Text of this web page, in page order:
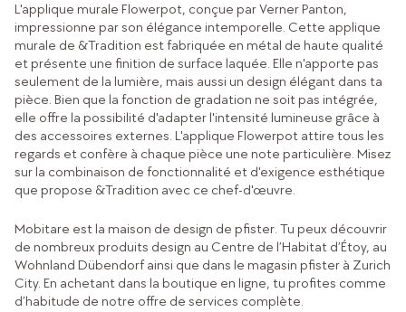
L'applique murale Flowerpot, conçue par Verner Panton,
impressionne par son élégance intemporelle. Cette applique
murale de &Tradition est fabriquée en métal de haute qualité
et présente une finition de surface laquée. Elle n'apporte pas
seulement de la lumière, mais aussi un design élégant dans ta
pièce. Bien que la fonction de gradation ne soit pas intégrée,
elle offre la possibilité d'adapter l'intensité lumineuse grâce à
des accessoires externes. L'applique Flowerpot attire tous les
regards et confère à chaque pièce une note particulière. Misez
sur la combinaison de fonctionnalité et d'exigence esthétique
que propose &Tradition avec ce chef-d'œuvre.
Mobitare est la maison de design de pfister. Tu peux découvrir
de nombreux produits design au Centre de l’Habitat d’Étoy, au
Wohnland Dübendorf ainsi que dans le magasin pfister à Zurich
City. En achetant dans la boutique en ligne, tu profites comme
d’habitude de notre offre de services complète.